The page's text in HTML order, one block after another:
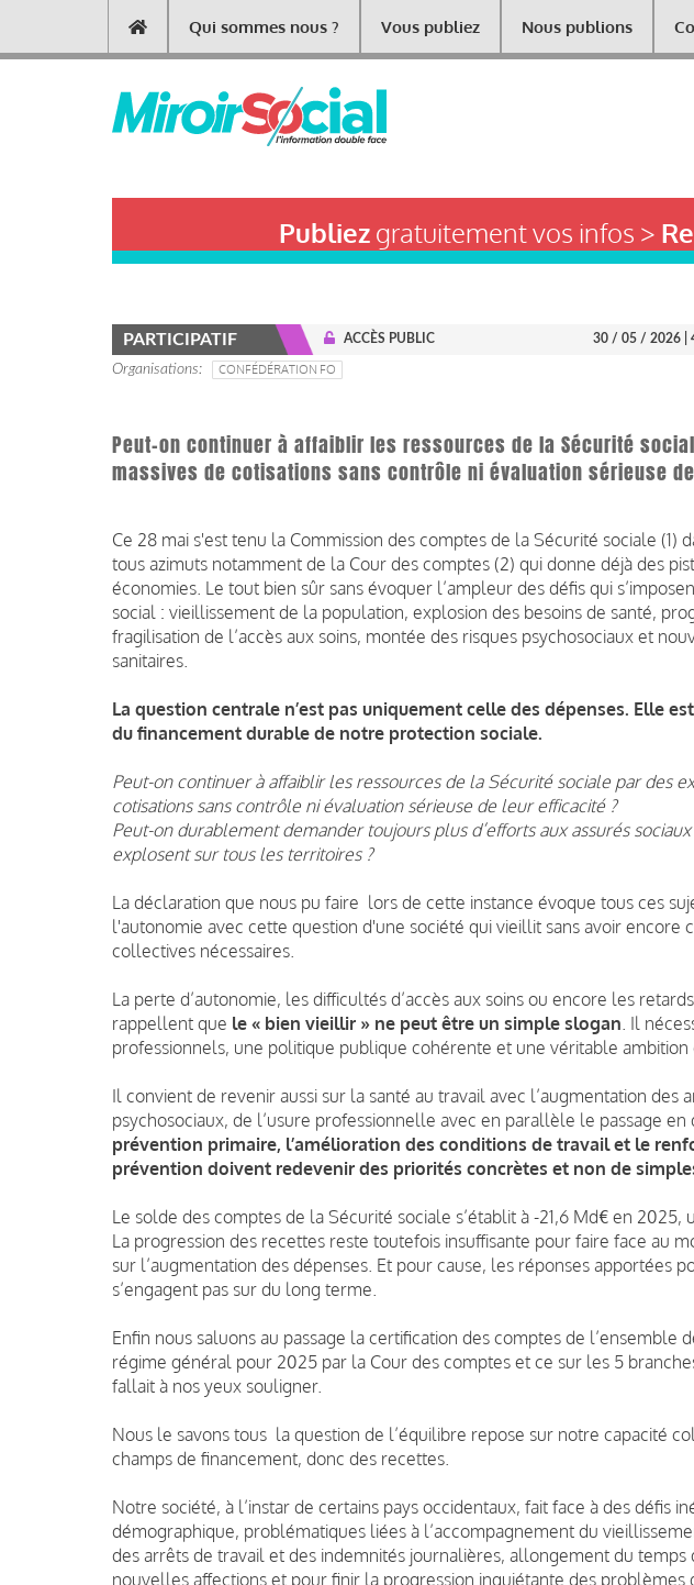
contenu
Main
navigation
Qui sommes nous ? Vous publiez Nous publions
Publiezgratuitement vos infos >
PARTICIPATIF ACCÈS PUBLIC 30 / 05 / 2026
Organisations CONFÉDÉRATION FO
Peut-on continuer à affaiblir les ressources de la Sécurité
massives de cotisations sans contrôle ni évaluation sérieuse
Ce 28 mai s'est tenu la Commission des comptes de la Sécurité sociale (1)
tous azimuts notamment de la Cour des comptes (2) qui donne déjà des
économies. Le tout bien sûr sans évoquer l’ampleur des défis qui
social : vieillissement de la population, explosion des besoins de santé,
fragilisation de l’accès aux soins, montée des risques psychosociaux et
sanitaires.
La question centrale n’est pas uniquement celle des dépenses. Elle
du financement durable de notre protection sociale.
Peut-on continuer à affaiblir les ressources de la Sécurité sociale par des
cotisations sans contrôle ni évaluation sérieuse de leur efficacité ?
Peut-on durablement demander toujours plus d’efforts aux assurés
explosent sur tous les territoires ?
La déclaration que nous pu faire lors de cette instance évoque tous ces
l'autonomie avec cette question d'une société qui vieillit sans avoir encore
collectives nécessaires.
La perte d’autonomie, les difficultés d’accès aux soins ou encore les
rappellent que le « bien vieillir » ne peut être un simple slogan . Il
professionnels, une politique publique cohérente et une véritable ambition
Il convient de revenir aussi sur la santé au travail avec l’augmentation des
psychosociaux, de l’usure professionnelle avec en parallèle le passage en
prévention primaire, l’amélioration des conditions de travail et le
prévention doivent redevenir des priorités concrètes et non de
Le solde des comptes de la Sécurité sociale s’établit à -21,6 Md€ en 2025,
La progression des recettes reste toutefois insuffisante pour faire face au
sur l’augmentation des dépenses. Et pour cause, les réponses apportées
s’engagent pas sur du long terme.
Enfin nous saluons au passage la certification des comptes de l’ensemble
régime général pour 2025 par la Cour des comptes et ce sur les 5
fallait à nos yeux souligner.
Nous le savons tous la question de l’équilibre repose sur notre capacité
champs de financement, donc des recettes.
Notre société, à l’instar de certains pays occidentaux, fait face à des défis
démographique, problématiques liées à l’accompagnement du
des arrêts de travail et des indemnités journalières, allongement du temps
nouvelles affections et pour finir la progression inquiétante des problèmes